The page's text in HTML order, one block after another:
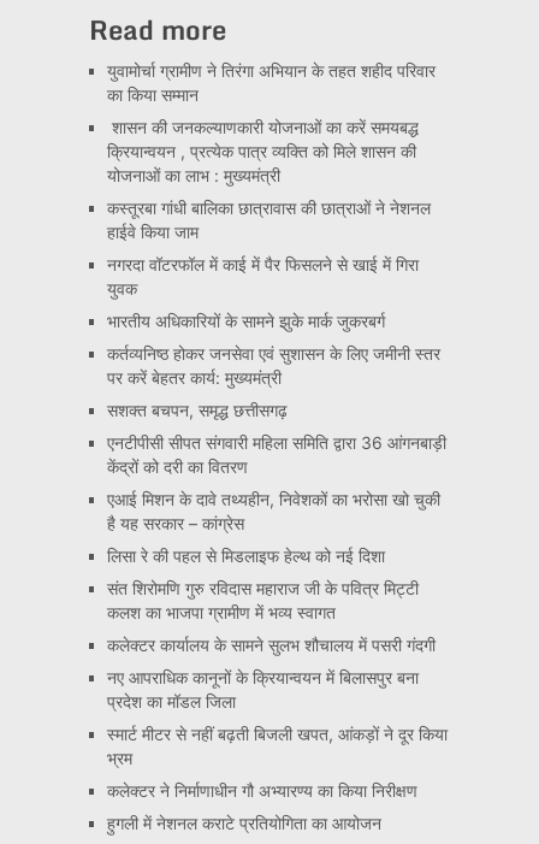
Read more
युवामोर्चा ग्रामीण ने तिरंगा अभियान के तहत शहीद परिवार
का किया सम्मान
शासन की जनकल्याणकारी योजनाओं का करें समयबद्ध
क्रियान्वयन , प्रत्येक पात्र व्यक्ति को मिले शासन की
योजनाओं का लाभ : मुख्यमंत्री
कस्तूरबा गांधी बालिका छात्रावास की छात्राओं ने नेशनल
हाईवे किया जाम
नगरदा वॉटरफॉल में काई में पैर फिसलने से खाई में गिरा
युवक
भारतीय अधिकारियों के सामने झुके मार्क जुकरबर्ग
कर्तव्यनिष्ठ होकर जनसेवा एवं सुशासन के लिए जमीनी स्तर
पर करें बेहतर कार्य: मुख्यमंत्री
सशक्त बचपन, समृद्ध छत्तीसगढ़
एनटीपीसी सीपत संगवारी महिला समिति द्वारा 36 आंगनबाड़ी
केंद्रों को दरी का वितरण
एआई मिशन के दावे तथ्यहीन, निवेशकों का भरोसा खो चुकी
है यह सरकार – कांग्रेस
लिसा रे की पहल से मिडलाइफ हेल्थ को नई दिशा
संत शिरोमणि गुरु रविदास महाराज जी के पवित्र मिट्टी
कलश का भाजपा ग्रामीण में भव्य स्वागत
कलेक्टर कार्यालय के सामने सुलभ शौचालय में पसरी गंदगी
नए आपराधिक कानूनों के क्रियान्वयन में बिलासपुर बना
प्रदेश का मॉडल जिला
स्मार्ट मीटर से नहीं बढ़ती बिजली खपत, आंकड़ों ने दूर किया
भ्रम
कलेक्टर ने निर्माणाधीन गौ अभ्यारण्य का किया निरीक्षण
हुगली में नेशनल कराटे प्रतियोगिता का आयोजन